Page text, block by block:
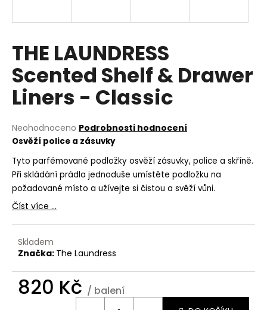
Průměrné
hodnocení
produktu
je
0,0
z
5
hvězdiček.
Neohodnoceno Podrobnosti hodnocení
THE LAUNDRESS
Scented Shelf & Drawer
Liners - Classic
Osvěží police a zásuvky
Tyto parfémované podložky osvěží zásuvky, police a skříně.
Při skládání prádla jednoduše umístěte podložku na
požadované místo a užívejte si čistou a svěží vůni.
Číst více ...
Skladem
Značka: The Laundress
820 Kč / balení
í
t
?
HLEDAT
D
o
o
u
č
u